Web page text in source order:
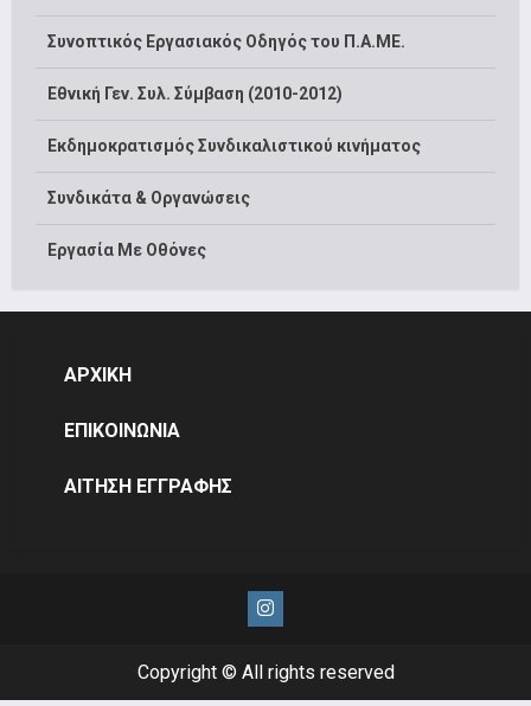
Συνοπτικός Εργασιακός Οδηγός του Π.Α.ΜΕ.
Εθνική Γεν. Συλ. Σύμβαση (2010-2012)
Εκδημοκρατισμός Συνδικαλιστικού κινήματος
Συνδικάτα & Οργανώσεις
Εργασία Με Οθόνες
ΑΡΧΙΚΗ
ΕΠΙΚΟΙΝΩΝΙΑ
ΑΙΤΗΣΗ ΕΓΓΡΑΦΗΣ
Instagram
Copyright © All rights reserved